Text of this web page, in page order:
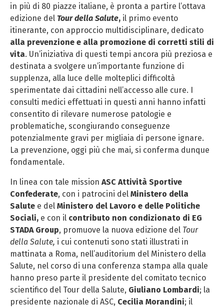
in più di 80 piazze italiane, è pronta a partire l’ottava
edizione del Tour della Salute, il primo evento
itinerante, con approccio multidisciplinare, dedicato
alla prevenzione e alla promozione di corretti stili di
vita. Un’iniziativa di questi tempi ancora più preziosa e
destinata a svolgere un’importante funzione di
supplenza, alla luce delle molteplici difficoltà
sperimentate dai cittadini nell’accesso alle cure. I
consulti medici effettuati in questi anni hanno infatti
consentito di rilevare numerose patologie e
problematiche, scongiurando conseguenze
potenzialmente gravi per migliaia di persone ignare.
La prevenzione, oggi più che mai, si conferma dunque
fondamentale.
In linea con tale mission ASC Attività Sportive
Confederate, con i patrocini del Ministero della
Salute e del Ministero del Lavoro e delle Politiche
Sociali, e con il contributo non condizionato di EG
STADA Group, promuove la nuova edizione del Tour
della Salute, i cui contenuti sono stati illustrati in
mattinata a Roma, nell’auditorium del Ministero della
Salute, nel corso di una conferenza stampa alla quale
hanno preso parte il presidente del comitato tecnico
scientifico del Tour della Salute, Giuliano Lombardi; la
presidente nazionale di ASC, Cecilia Morandini; il